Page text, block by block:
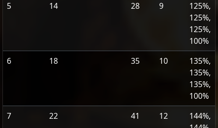
5
14 28 9
125%,
125%,
125%,
100%
6
18 35 10
135%,
135%,
135%,
100%
7
22 41 12
144%,